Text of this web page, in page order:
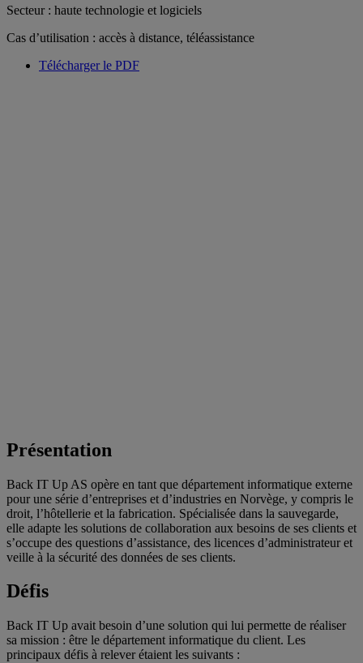
Secteur : haute technologie et logiciels
Cas d’utilisation : accès à distance, téléassistance
Télécharger le PDF
Présentation
Back IT Up AS opère en tant que département informatique externe
pour une série d’entreprises et d’industries en Norvège, y compris le
droit, l’hôtellerie et la fabrication. Spécialisée dans la sauvegarde,
elle adapte les solutions de collaboration aux besoins de ses clients et
s’occupe des questions d’assistance, des licences d’administrateur et
veille à la sécurité des données de ses clients.
Défis
Back IT Up avait besoin d’une solution qui lui permette de réaliser
sa mission : être le département informatique du client. Les
principaux défis à relever étaient les suivants :